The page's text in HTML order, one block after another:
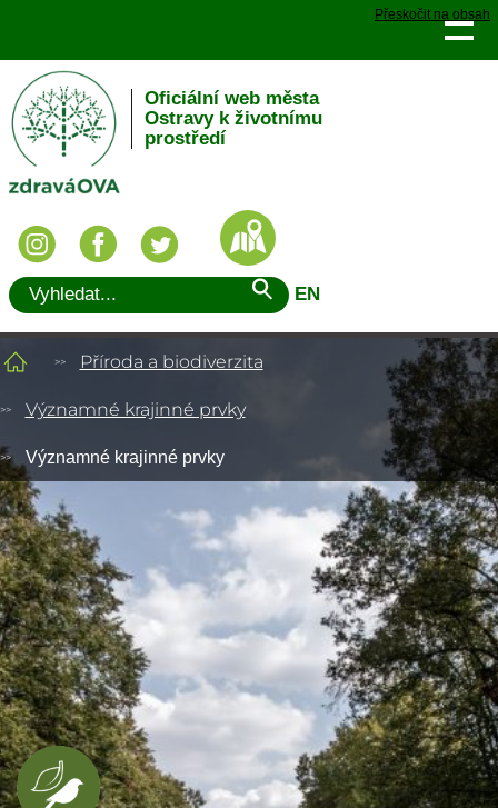
Přeskočit na obsah
Oficiální web města
Ostravy k životnímu
prostředí
EN
Příroda a biodiverzita
Významné krajinné prvky
Významné krajinné prvky